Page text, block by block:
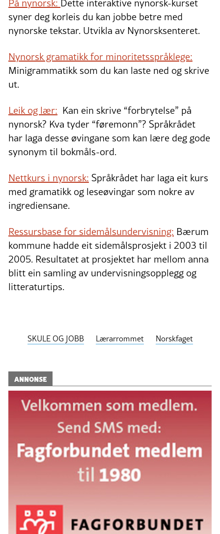
På nynorsk: Dette interaktive nynorsk-kurset
syner deg korleis du kan jobbe betre med
nynorske tekstar. Utvikla av Nynorsksenteret.
Nynorsk gramatikk for minoritetsspråklege:
Minigrammatikk som du kan laste ned og skrive
ut.
Leik og lær: Kan ein skrive “forbrytelse” på
nynorsk? Kva tyder “føremonn”? Språkrådet
har laga desse øvingane som kan lære deg gode
synonym til bokmåls-ord.
Nettkurs i nynorsk: Språkrådet har laga eit kurs
med gramatikk og leseøvingar som nokre av
ingrediensane.
Ressursbase for sidemålsundervisning: Bærum
kommune hadde eit sidemålsprosjekt i 2003 til
2005. Resultatet at prosjektet har mellom anna
blitt ein samling av undervisningsopplegg og
litteraturtips.
SKULE OG JOBB Lærarrommet Norskfaget
ANNONSE